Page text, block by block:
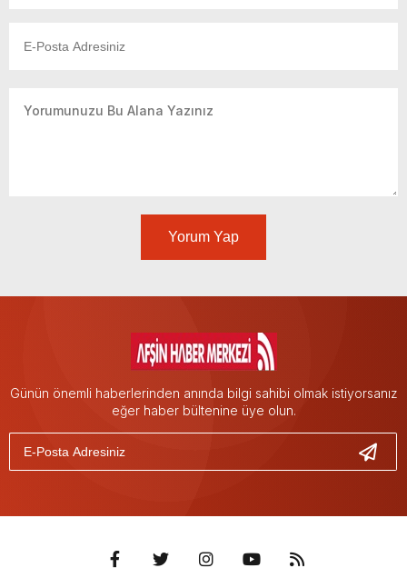
Yorum Yap
Günün önemli haberlerinden anında bilgi sahibi olmak istiyorsanız
eğer haber bültenine üye olun.